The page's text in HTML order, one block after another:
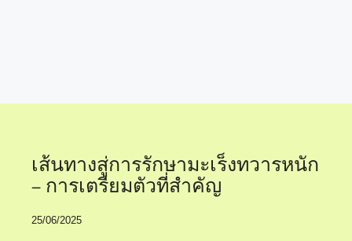
เส้นทางสู่การรักษามะเร็งทวารหนัก
– การเตรียมตัวที่สำคัญ
25/06/2025